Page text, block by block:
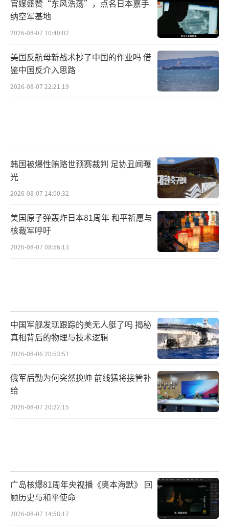
官媒盛赞“东风浩荡”，点名日本嘉手
纳空军基地
2026-08-07 10:40:02
美国反航母新战术抄了中国的作业吗 借
鉴中国反介入思路
2026-08-07 22:21:19
韩国被爆性贿赂世预赛裁判 足协丑闻曝
光
2026-08-07 14:00:32
美国原子弹轰炸日本81周年 和平祈愿与
核裁军呼吁
2026-08-07 08:56:13
中国军舰发现跟踪的美无人艇了吗 揭秘
真相背后的物理与技术逻辑
2026-08-06 20:53:51
俄军后勤为何突然换帅 前线猛将接管补
给
2026-08-07 20:22:15
广岛核爆81周年央视播《奥本海默》 回
顾历史与和平使命
2026-08-07 14:58:17